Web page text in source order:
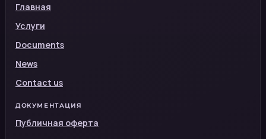
Главная
Услуги
Documents
News
Contact us
ДОКУМЕНТАЦИЯ
Публичная оферта